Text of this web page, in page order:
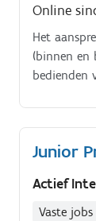
Online
Het
(binnen en
bedienden
Junior
Actief
Vaste jobs